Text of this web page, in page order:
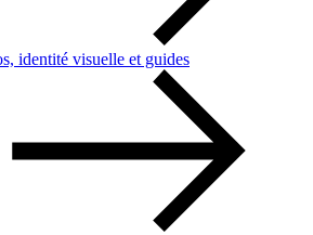
identité visuelle et guides